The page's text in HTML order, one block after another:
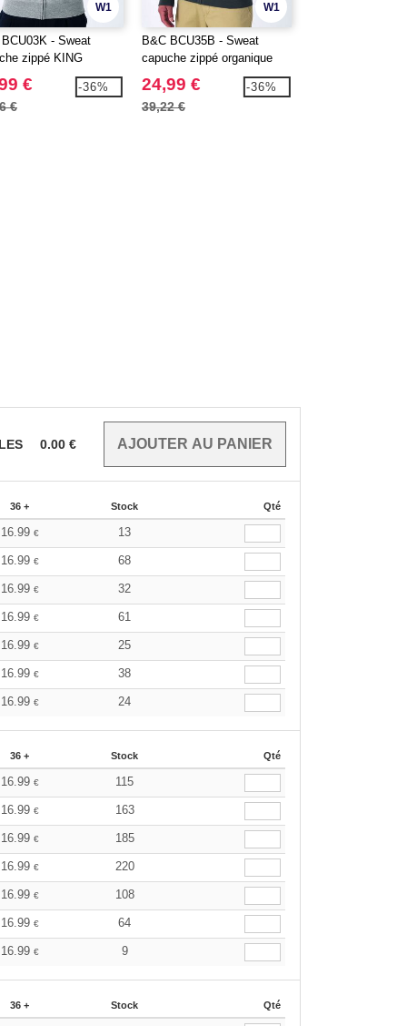
W1
- Sweat
zippé KING
€
€
-36%
W1
B&C BCU35B - Sweat
capuche zippé organique
24,99 €
39,22 €
-36%
0.00 €
36 + Stock Qté
16.99 € 13
16.99 € 68
16.99 € 32
16.99 € 61
16.99 € 25
16.99 € 38
16.99 € 24
36 + Stock Qté
16.99 € 115
16.99 € 163
16.99 € 185
16.99 € 220
16.99 € 108
16.99 € 64
16.99 € 9
36 + Stock Qté